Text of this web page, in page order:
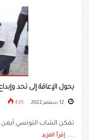
يحول الإعاقة إلى تحد
435
تمكن الشاب التونسي
..... إقرأ المزيد